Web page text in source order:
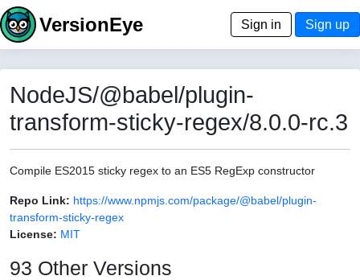
VersionEye Sign in Sign up
NodeJS/@babel/plugin-
transform-sticky-regex/8.0.0-rc.3
Compile ES2015 sticky regex to an ES5 RegExp constructor
Repo Link: https://www.npmjs.com/package/@babel/plugin-
transform-sticky-regex
License: MIT
93 Other Versions